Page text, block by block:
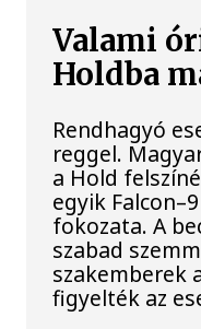
Valami
Holdba
Rendhagyó
reggel.
a Hold
egyik
fokozata. A
szabad
szakemberek
figyelték az